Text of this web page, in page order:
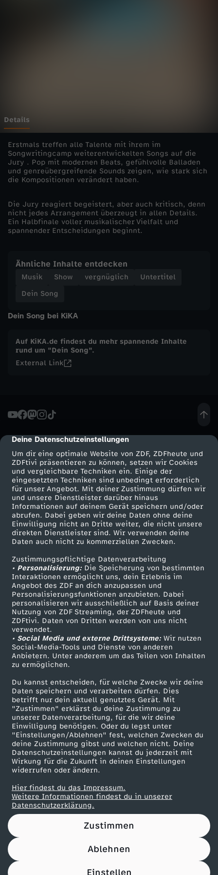
cmp-dialog-description
Deine Datenschutzeinstellungen
Um dir eine optimale Website von ZDF, ZDFheute und
ZDFtivi präsentieren zu können, setzen wir Cookies
und vergleichbare Techniken ein. Einige der
eingesetzten Techniken sind unbedingt erforderlich
für unser Angebot. Mit deiner Zustimmung dürfen wir
und unsere Dienstleister darüber hinaus
Informationen auf deinem Gerät speichern und/oder
abrufen. Dabei geben wir deine Daten ohne deine
Einwilligung nicht an Dritte weiter, die nicht unsere
direkten Dienstleister sind. Wir verwenden deine
Daten auch nicht zu kommerziellen Zwecken.
Zustimmungspflichtige Datenverarbeitung
• Personalisierung:Die Speicherung von bestimmten
Interaktionen ermöglicht uns, dein Erlebnis im
Angebot des ZDF an dich anzupassen und
Personalisierungsfunktionen anzubieten. Dabei
personalisieren wir ausschließlich auf Basis deiner
Nutzung von ZDF Streaming, der ZDFheute und
ZDFtivi. Daten von Dritten werden von uns nicht
verwendet.
• Social Media und externe Drittsysteme:Wir nutzen
Social-Media-Tools und Dienste von anderen
Anbietern. Unter anderem um das Teilen von Inhalten
zu ermöglichen.
Du kannst entscheiden, für welche Zwecke wir deine
Daten speichern und verarbeiten dürfen. Dies
betrifft nur dein aktuell genutztes Gerät. Mit
"Zustimmen" erklärst du deine Zustimmung zu
unserer Datenverarbeitung, für die wir deine
Einwilligung benötigen. Oder du legst unter
"Einstellungen/Ablehnen" fest, welchen Zwecken du
deine Zustimmung gibst und welchen nicht. Deine
Datenschutzeinstellungen kannst du jederzeit mit
Wirkung für die Zukunft in deinen Einstellungen
widerrufen oder ändern.
Hier findest du das Impressum.
Weitere Informationen findest du in unserer
Datenschutzerklärung.
Zustimmen
Ablehnen
Einstellen
r
t
i
s
a
l
b
f
i
e
Details
Erstmals treffen alle Talente mit ihrem im
Songwritingcamp weiterentwickelten Songs auf die
Jury . Pop mit modernen Beats, gefühlvolle Balladen
und genreübergreifende Sounds zeigen, wie stark sich
die Kompositionen verändert haben.
Die Jury reagiert begeistert, aber auch kritisch, denn
nicht jedes Arrangement überzeugt in allen Details.
Ein Halbfinale voller musikalischer Vielfalt und
spannender Entscheidungen beginnt.
Ähnliche Inhalte entdecken
Musik Show vergnüglich
Untertitel
Dein Song
Dein Song bei KiKA
Auf KiKA.de findest du mehr spannende Inhalte
rund um "Dein Song".
External Link
Mehr ZDF
ZDF-Apps
Smart TV
ZDFtext
Livestreams
Sendungen A-Z
TV-Programm
Service
ZDFmitreden
Kontakt zum ZDF
Tickets
Zuschauerservice
Hilfe
ZDF Unternehmen
Karriere
ZDF goes Schule
Werbefernsehen
Mainzelmännchen
Partner
Nutzungsbedingungen
Impressum